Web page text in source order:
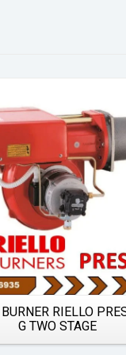
Details
RIELLO
G TWO STAGE